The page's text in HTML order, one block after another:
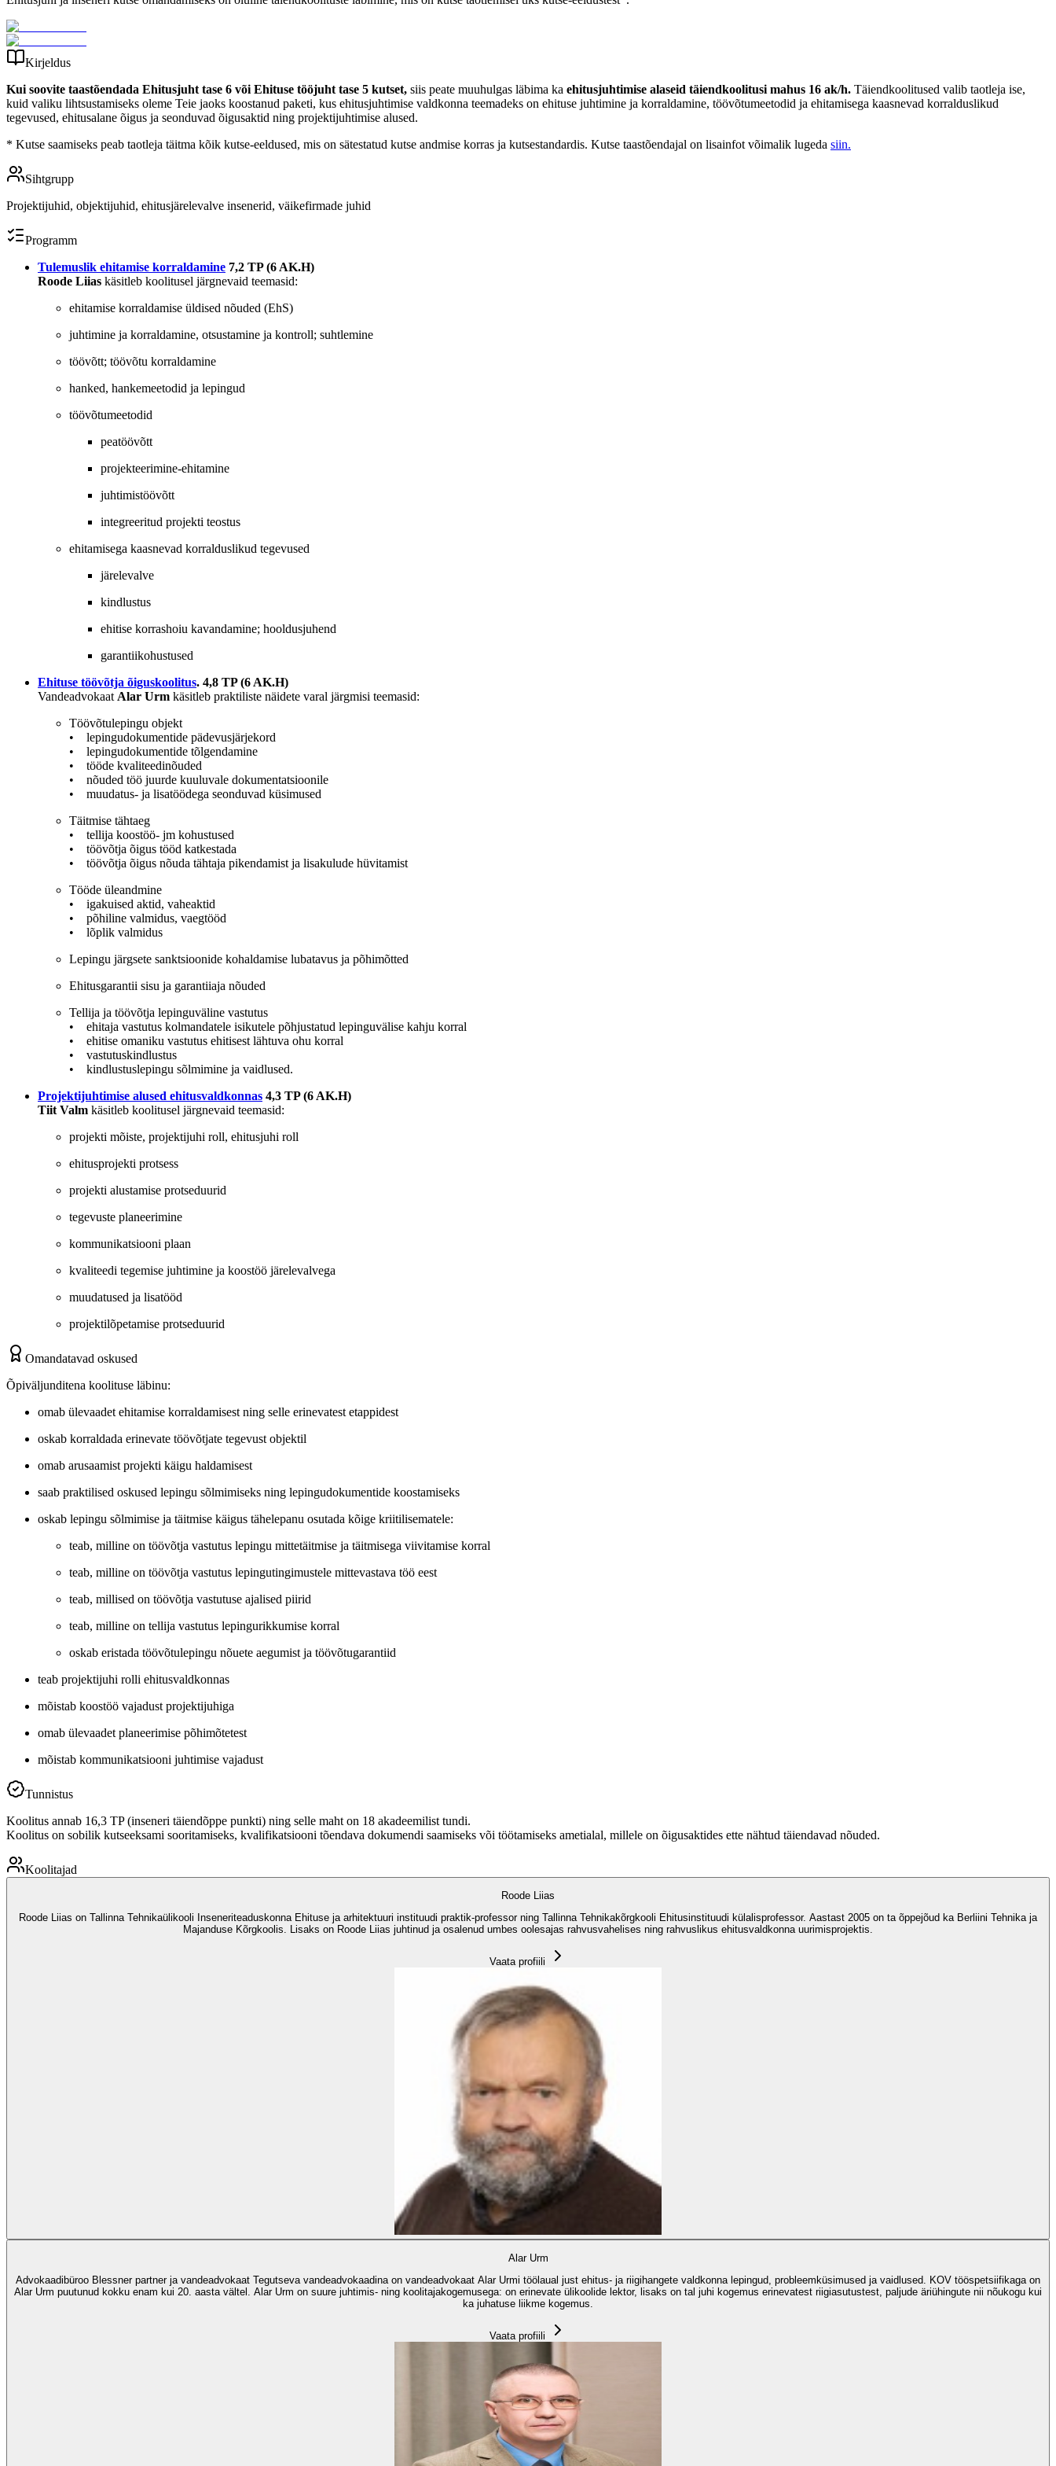
Kirjeldus
Kui soovite taastõendada Ehitusjuht tase 6 või Ehituse tööjuht tase 5 kutset, siis peate muuhulgas läbima ka ehitusjuhtimise alaseid täiendkoolitusi mahus 16 ak/h. Täiendkoolitused valib taotleja ise,
kuid valiku lihtsustamiseks oleme Teie jaoks koostanud paketi, kus ehitusjuhtimise valdkonna teemadeks on ehituse juhtimine ja korraldamine, töövõtumeetodid ja ehitamisega kaasnevad korralduslikud
tegevused, ehitusalane õigus ja seonduvad õigusaktid ning projektijuhtimise alused.
* Kutse saamiseks peab taotleja täitma kõik kutse-eeldused, mis on sätestatud kutse andmise korras ja kutsestandardis. Kutse taastõendajal on lisainfot võimalik lugeda siin.
Sihtgrupp
Projektijuhid, objektijuhid, ehitusjärelevalve insenerid, väikefirmade juhid
Programm
Tulemuslik ehitamise korraldamine 7,2 TP (6 AK.H)
Roode Liias käsitleb koolitusel järgnevaid teemasid:
ehitamise korraldamise üldised nõuded (EhS)
juhtimine ja korraldamine, otsustamine ja kontroll; suhtlemine
töövõtt; töövõtu korraldamine
hanked, hankemeetodid ja lepingud
töövõtumeetodid
peatöövõtt
projekteerimine-ehitamine
juhtimistöövõtt
integreeritud projekti teostus
ehitamisega kaasnevad korralduslikud tegevused
järelevalve
kindlustus
ehitise korrashoiu kavandamine; hooldusjuhend
garantiikohustused
Ehituse töövõtja õiguskoolitus. 4,8 TP (6 AK.H)
Vandeadvokaat Alar Urm käsitleb praktiliste näidete varal järgmisi teemasid:
Töövõtulepingu objekt
• lepingudokumentide pädevusjärjekord
• lepingudokumentide tõlgendamine
• tööde kvaliteedinõuded
• nõuded töö juurde kuuluvale dokumentatsioonile
• muudatus- ja lisatöödega seonduvad küsimused
Täitmise tähtaeg
• tellija koostöö- jm kohustused
• töövõtja õigus tööd katkestada
• töövõtja õigus nõuda tähtaja pikendamist ja lisakulude hüvitamist
Tööde üleandmine
• igakuised aktid, vaheaktid
• põhiline valmidus, vaegtööd
• lõplik valmidus
Lepingu järgsete sanktsioonide kohaldamise lubatavus ja põhimõtted
Ehitusgarantii sisu ja garantiiaja nõuded
Tellija ja töövõtja lepinguväline vastutus
• ehitaja vastutus kolmandatele isikutele põhjustatud lepinguvälise kahju korral
• ehitise omaniku vastutus ehitisest lähtuva ohu korral
• vastutuskindlustus
• kindlustuslepingu sõlmimine ja vaidlused.
Projektijuhtimise alused ehitusvaldkonnas 4,3 TP (6 AK.H)
Tiit Valm käsitleb koolitusel järgnevaid teemasid:
projekti mõiste, projektijuhi roll, ehitusjuhi roll
ehitusprojekti protsess
projekti alustamise protseduurid
tegevuste planeerimine
kommunikatsiooni plaan
kvaliteedi tegemise juhtimine ja koostöö järelevalvega
muudatused ja lisatööd
projektilõpetamise protseduurid
Omandatavad oskused
Õpiväljunditena koolituse läbinu:
omab ülevaadet ehitamise korraldamisest ning selle erinevatest etappidest
oskab korraldada erinevate töövõtjate tegevust objektil
omab arusaamist projekti käigu haldamisest
saab praktilised oskused lepingu sõlmimiseks ning lepingudokumentide koostamiseks
oskab lepingu sõlmimise ja täitmise käigus tähelepanu osutada kõige kriitilisematele:
teab, milline on töövõtja vastutus lepingu mittetäitmise ja täitmisega viivitamise korral
teab, milline on töövõtja vastutus lepingutingimustele mittevastava töö eest
teab, millised on töövõtja vastutuse ajalised piirid
teab, milline on tellija vastutus lepingurikkumise korral
oskab eristada töövõtulepingu nõuete aegumist ja töövõtugarantiid
teab projektijuhi rolli ehitusvaldkonnas
mõistab koostöö vajadust projektijuhiga
omab ülevaadet planeerimise põhimõtetest
mõistab kommunikatsiooni juhtimise vajadust
Tunnistus
Koolitus annab 16,3 TP (inseneri täiendõppe punkti) ning selle maht on 18 akadeemilist tundi.
Koolitus on sobilik kutseeksami sooritamiseks, kvalifikatsiooni tõendava dokumendi saamiseks või töötamiseks ametialal, millele on õigusaktides ette nähtud täiendavad nõuded.
Koolitajad
Roode Liias
Roode Liias on Tallinna Tehnikaülikooli Inseneriteaduskonna Ehituse ja arhitektuuri instituudi praktik-professor ning Tallinna Tehnikakõrgkooli Ehitusinstituudi külalisprofessor. Aastast 2005 on ta õppejõud ka Berliini Tehnika ja
Majanduse Kõrgkoolis. Lisaks on Roode Liias juhtinud ja osalenud umbes oolesajas rahvusvahelises ning rahvuslikus ehitusvaldkonna uurimisprojektis.
Vaata profiili
Alar Urm
Advokaadibüroo Blessner partner ja vandeadvokaat Tegutseva vandeadvokaadina on vandeadvokaat Alar Urmi töölaual just ehitus- ja riigihangete valdkonna lepingud, probleemküsimused ja vaidlused. KOV tööspetsiifikaga on
Alar Urm puutunud kokku enam kui 20. aasta vältel. Alar Urm on suure juhtimis- ning koolitajakogemusega: on erinevate ülikoolide lektor, lisaks on tal juhi kogemus erinevatest riigiasutustest, paljude äriühingute nii nõukogu kui
ka juhatuse liikme kogemus.
Vaata profiili